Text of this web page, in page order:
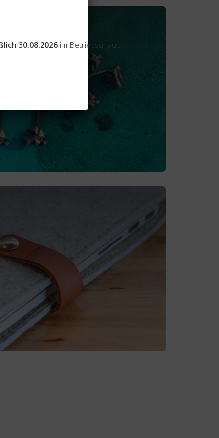
30.08.2026im Betriebsurlaub.